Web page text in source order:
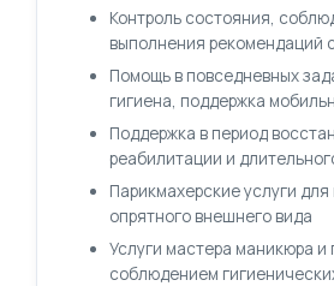
Контроль состояния,
выполнения рекомендаций
Помощь в повседневных
гигиена, поддержка
Поддержка в период
реабилитации и
Парикмахерские услуги
опрятного внешнего вида
Услуги мастера маникюра и
соблюдением